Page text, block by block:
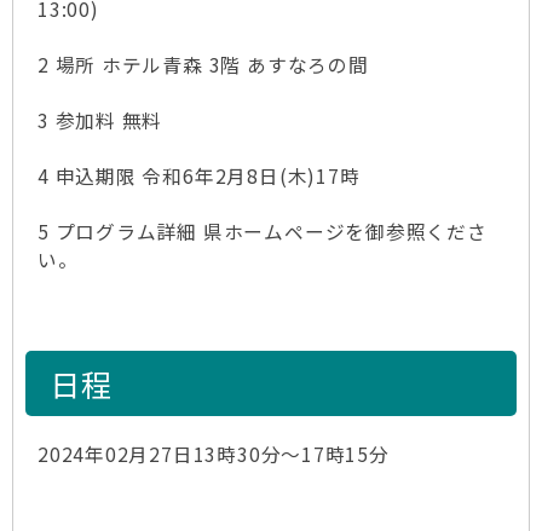
13:00)
2 場所 ホテル青森 3階 あすなろの間
3 参加料 無料
4 申込期限 令和6年2月8日(木)17時
5 プログラム詳細 県ホームページを御参照くださ
い。
日程
2024年02月27日13時30分～17時15分